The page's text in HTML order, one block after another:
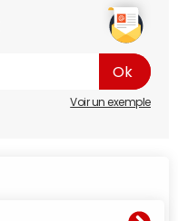
Voir un exemple